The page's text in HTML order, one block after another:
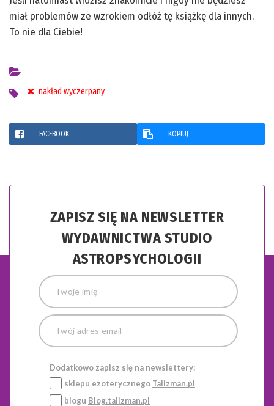
miał problemów ze wzrokiem odłóż tę książkę dla innych.
To nie dla Ciebie!
nakład wyczerpany
FACEBOOK KOPIUJ
ZAPISZ SIĘ NA NEWSLETTER
WYDAWNICTWA STUDIO
ASTROPSYCHOLOGII
Dodatkowo zapisz się na newslettery:
sklepu ezoterycznego Talizman.pl
blogu Blog.talizman.pl